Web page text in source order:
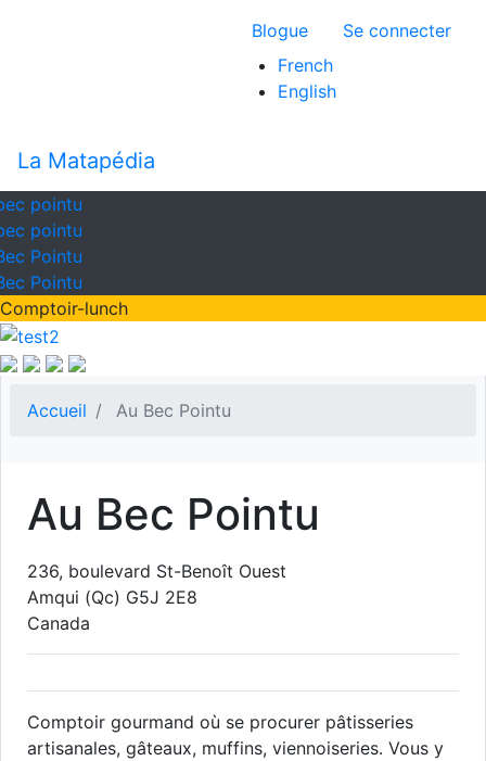
Menu du
Blogue
Se connecter
French
English
La Matapédia
pointu
pointu
Pointu
Pointu
Comptoir-lunch
Accueil Au Bec Pointu
Au Bec Pointu
236, boulevard St-Benoît Ouest
Amqui (Qc) G5J 2E8
Canada
Comptoir gourmand où se procurer pâtisseries
artisanales, gâteaux, muffins, viennoiseries. Vous y